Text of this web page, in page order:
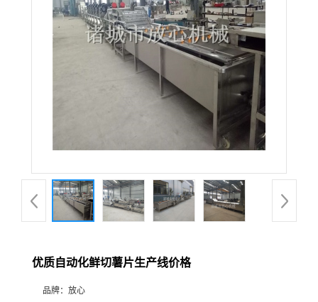
优质自动化鲜切薯片生产线价格
品牌： 放心